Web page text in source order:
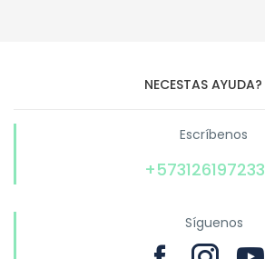
NECESTAS AYUDA?
Escríbenos
+573126197233
Síguenos